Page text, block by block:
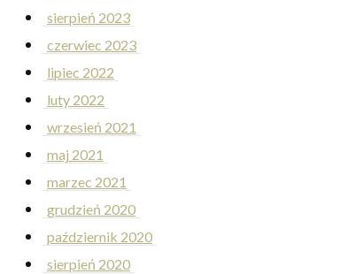
sierpień 2023
czerwiec 2023
lipiec 2022
luty 2022
wrzesień 2021
maj 2021
marzec 2021
grudzień 2020
październik 2020
sierpień 2020